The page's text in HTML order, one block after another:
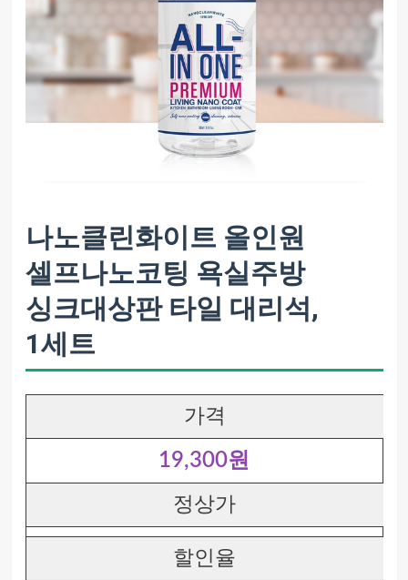
나노클린화이트 올인원
셀프나노코팅 욕실주방
싱크대상판 타일 대리석,
1세트
가격
19,300원
정상가
할인율